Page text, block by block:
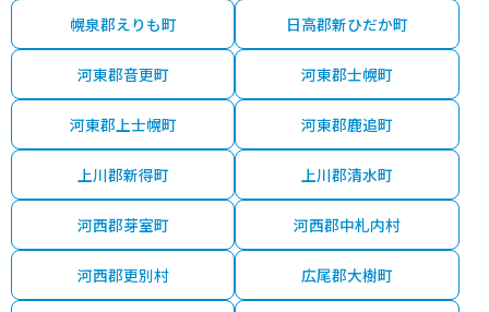
幌泉郡えりも町 日高郡新ひだか町
河東郡音更町 河東郡士幌町
河東郡上士幌町 河東郡鹿追町
上川郡新得町 上川郡清水町
河西郡芽室町 河西郡中札内村
河西郡更別村 広尾郡大樹町